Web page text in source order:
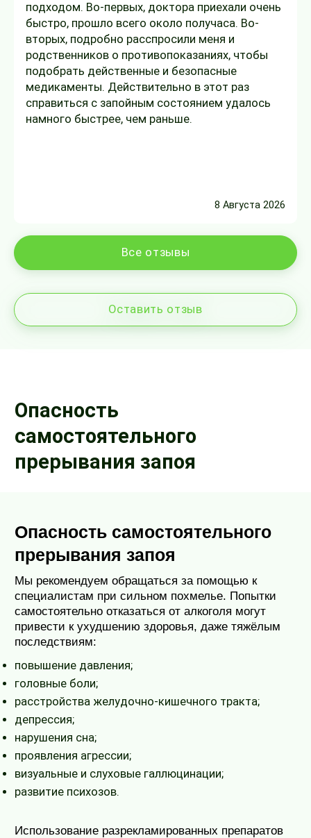
подходом. Во-первых, доктора приехали очень
быстро, прошло всего около получаса. Во-
вторых, подробно расспросили меня и
родственников о противопоказаниях, чтобы
подобрать действенные и безопасные
медикаменты. Действительно в этот раз
справиться с запойным состоянием удалось
намного быстрее, чем раньше.
8 Августа 2026
Все отзывы
Оставить отзыв
Опасность
самостоятельного
прерывания запоя
Опасность самостоятельного
прерывания запоя
Мы рекомендуем обращаться за помощью к
специалистам при сильном похмелье. Попытки
самостоятельно отказаться от алкоголя могут
привести к ухудшению здоровья, даже тяжёлым
последствиям:
повышение давления;
головные боли;
расстройства желудочно-кишечного тракта;
депрессия;
нарушения сна;
проявления агрессии;
визуальные и слуховые галлюцинации;
развитие психозов.
Использование разрекламированных препаратов